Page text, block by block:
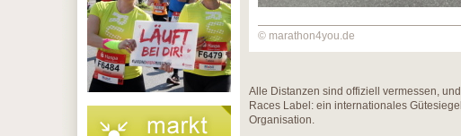
© marathon4you.de
Alle Distanzen sind offiziell vermessen,
Races Label: ein internationales
Organisation.